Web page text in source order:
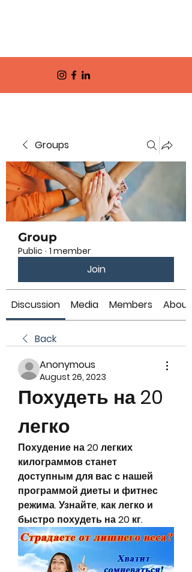
Groups
Group
Public · 1 member
Join
Discussion Media Members About
Back
Anonymous
August 26, 2023
Похудеть на 20
легко
Похудение на 20 легких
килограммов станет
доступным для вас с нашей
программой диеты и фитнес
режима. Узнайте, как легко и
быстро похудеть на 20 кг.